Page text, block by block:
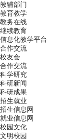
教辅部门
教育教学
教务在线
继续教育
信息化教学平台
合作交流
校友会
合作交流
科学研究
科研新闻
科研成果
招生就业
招生信息网
就业信息网
校园文化
文明校园